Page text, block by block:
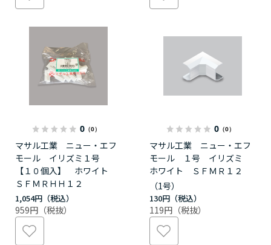
0 （0）
マサル工業 ニュー・エフ
モール イリズミ１号
【１０個入】 ホワイト
ＳＦＭＲＨＨ１２
1,054円
959円
0（0）
マサル工業 ニュー・エフ
モール １号 イリズミ
ホワイト ＳＦＭＲ１２
（1号）
130円
119円